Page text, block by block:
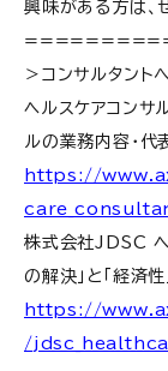
興味がある方は、
＞コンサルタント
ヘルスケアコンサ
ルの業務内容・代
https://
株式会社JDSC ヘ
の解決」と「経済
https://
/